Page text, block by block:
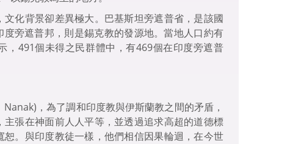
化背景卻差異極大。巴基斯坦旁遮普省，是該國
旁遮普邦，則是錫克教的發源地。當地人口約有
，491個未得之民群體中，有469個在印度旁遮普
，為了調和印度教與伊斯蘭教之間的矛盾，
張在神面前人人平等，並透過追求高超的道德標
。與印度教徒一樣，他們相信因果輪迴，在今世